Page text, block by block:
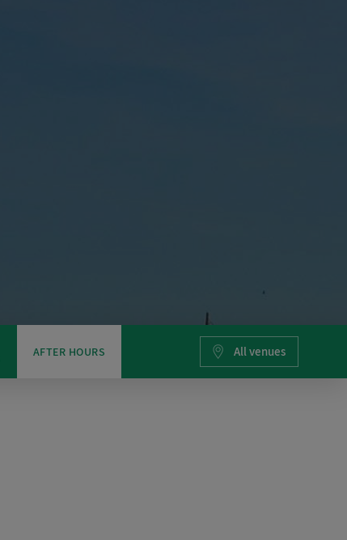
AFTER HOURS All venues